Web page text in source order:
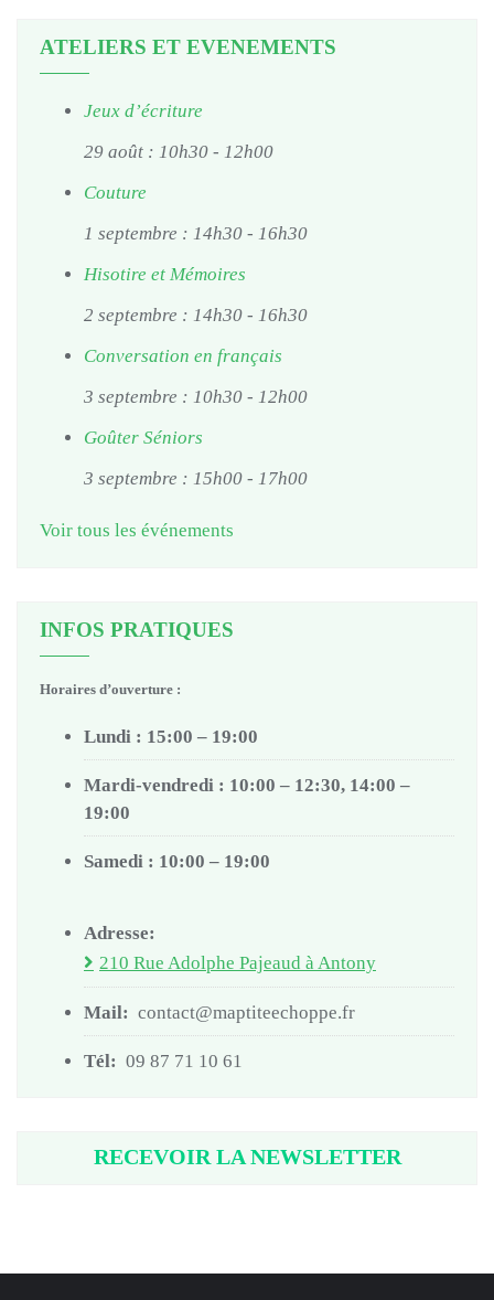
ATELIERS ET EVENEMENTS
Jeux d’écriture
29 août : 10h30 - 12h00
Couture
1 septembre : 14h30 - 16h30
Hisotire et Mémoires
2 septembre : 14h30 - 16h30
Conversation en français
3 septembre : 10h30 - 12h00
Goûter Séniors
3 septembre : 15h00 - 17h00
Voir tous les événements
INFOS PRATIQUES
Horaires d’ouverture :
Lundi : 15:00 – 19:00
Mardi-vendredi : 10:00 – 12:30, 14:00 –
19:00
Samedi : 10:00 – 19:00
Adresse:
210 Rue Adolphe Pajeaud à Antony
Mail: contact@maptiteechoppe.fr
Tél: 09 87 71 10 61
RECEVOIR LA NEWSLETTER